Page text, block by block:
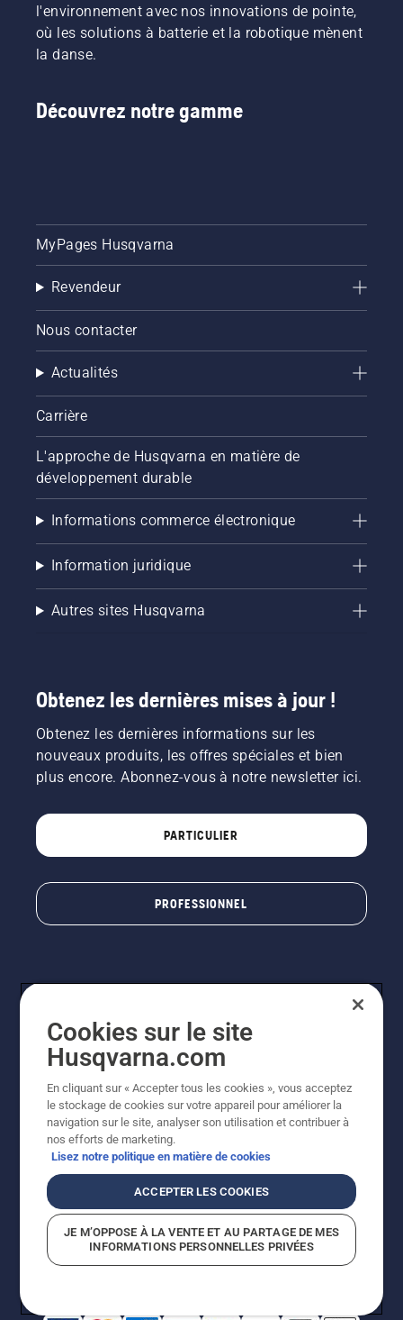
l'environnement avec nos innovations de pointe,
où les solutions à batterie et la robotique mènent
la danse.
Découvrez notre gamme
MyPages Husqvarna
Revendeur
Nous contacter
Actualités
Carrière
L'approche de Husqvarna en matière de
développement durable
Informations commerce électronique
Information juridique
Autres sites Husqvarna
Obtenez les dernières mises à jour !
Obtenez les dernières informations sur les
nouveaux produits, les offres spéciales et bien
plus encore. Abonnez-vous à notre newsletter ici.
PARTICULIER
PROFESSIONNEL
© Husqvarna AB (publ). Tous droits réservés. Les prix
indiqués sont à titre indicatif de Husqvarna Schweiz AG
aux revendeurs participants, prix en CHF, TVA 8,1 % et
TAR incluses. Sous réserve de modification. Tous les
prix indiqués sont des prix de vente recommandés (TVA
incluse), sauf si le produit est disponible pour un achat
Politique relative aux cookiesConditions d'utilisation
Avis de confidentialitéImpressionCGVL Shop en ligne
Signalement de violations présumées
Cookies sur le site
Husqvarna.com
En cliquant sur « Accepter tous les cookies », vous acceptez
le stockage de cookies sur votre appareil pour améliorer la
navigation sur le site, analyser son utilisation et contribuer à
nos efforts de marketing.
Lisez notre politique en matière de cookies
ACCEPTER LES COOKIES
JE M’OPPOSE À LA VENTE ET AU PARTAGE DE MES
INFORMATIONS PERSONNELLES PRIVÉES